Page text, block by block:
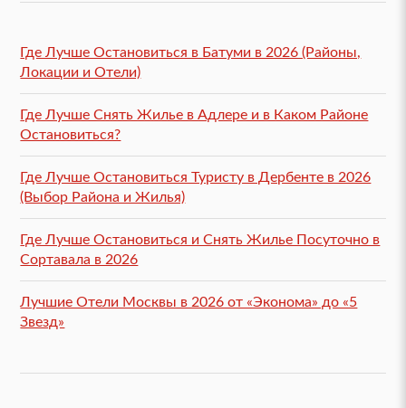
Где Лучше Остановиться в Батуми в 2026 (Районы,
Локации и Отели)
Где Лучше Снять Жилье в Адлере и в Каком Районе
Остановиться?
Где Лучше Остановиться Туристу в Дербенте в 2026
(Выбор Района и Жилья)
Где Лучше Остановиться и Снять Жилье Посуточно в
Сортавала в 2026
Лучшие Отели Москвы в 2026 от «Эконома» до «5
Звезд»